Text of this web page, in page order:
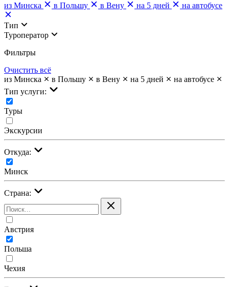
из Минска
в Польшу в Вену на 5 дней на автобусе
Тип
Туроператор
Фильтры
Очистить всё
из Минска
в Польшу в Вену на 5 дней
на автобусе
Тип услуги:
Туры
Экскурсии
Откуда:
Минск
Страна:
Австрия
Польша
Чехия